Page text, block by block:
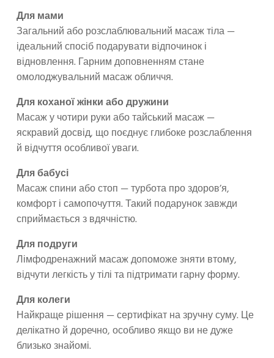
Для мами
Загальний або розслаблювальний масаж тіла —
ідеальний спосіб подарувати відпочинок і
відновлення. Гарним доповненням стане
омолоджувальний масаж обличчя.
Для коханої жінки або дружини
Масаж у чотири руки або тайський масаж —
яскравий досвід, що поєднує глибоке розслаблення
й відчуття особливої уваги.
Для бабусі
Масаж спини або стоп — турбота про здоров’я,
комфорт і самопочуття. Такий подарунок завжди
сприймається з вдячністю.
Для подруги
Лімфодренажний масаж допоможе зняти втому,
відчути легкість у тілі та підтримати гарну форму.
Для колеги
Найкраще рішення — сертифікат на зручну суму. Це
делікатно й доречно, особливо якщо ви не дуже
близько знайомі.